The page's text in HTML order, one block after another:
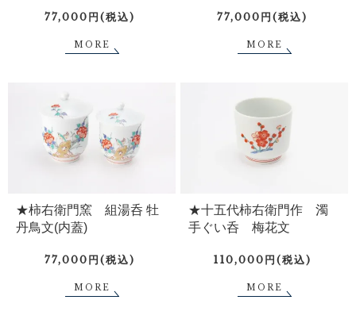
77,000円(税込)
MORE
77,000円(税込)
MORE
★柿右衛門窯 組湯呑 牡
丹鳥文(内蓋)
77,000円(税込)
MORE
★十五代柿右衛門作 濁
手ぐい呑 梅花文
110,000円(税込)
MORE